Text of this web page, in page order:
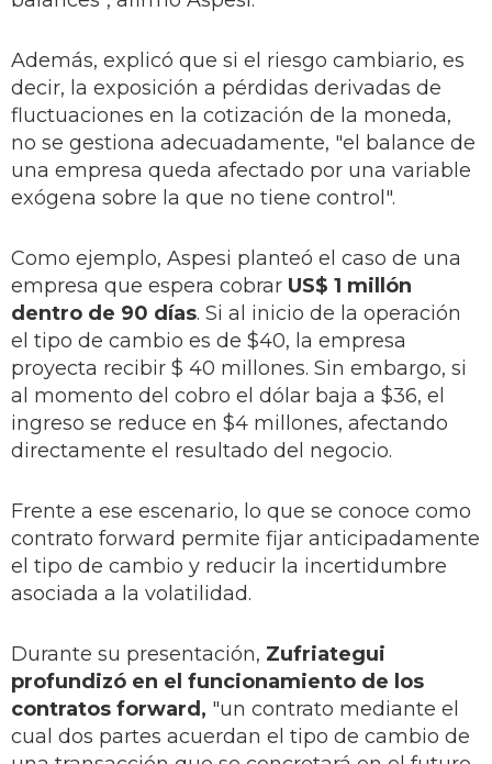
Además, explicó que si el riesgo cambiario, es
decir, la exposición a pérdidas derivadas de
fluctuaciones en la cotización de la moneda,
no se gestiona adecuadamente, "el balance de
una empresa queda afectado por una variable
exógena sobre la que no tiene control".
Como ejemplo, Aspesi planteó el caso de una
empresa que espera cobrar US$ 1 millón
dentro de 90 días. Si al inicio de la operación
el tipo de cambio es de $40, la empresa
proyecta recibir $ 40 millones. Sin embargo, si
al momento del cobro el dólar baja a $36, el
ingreso se reduce en $4 millones, afectando
directamente el resultado del negocio.
Frente a ese escenario, lo que se conoce como
contrato forward permite fijar anticipadamente
el tipo de cambio y reducir la incertidumbre
asociada a la volatilidad.
Durante su presentación, Zufriategui
profundizó en el funcionamiento de los
contratos forward, "un contrato mediante el
cual dos partes acuerdan el tipo de cambio de